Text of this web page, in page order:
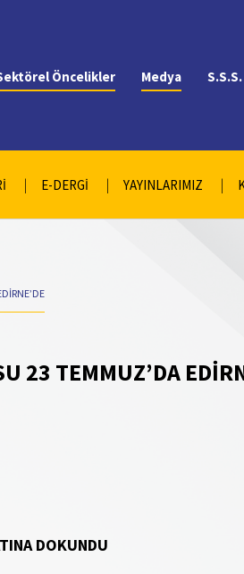
Öncelikler Medya S.S.S.
E-DERGİ YAYINLARIMIZ
23 TEMMUZ’DA
DOKUNDU